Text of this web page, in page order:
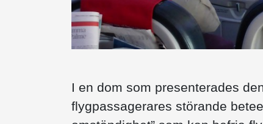
I en dom som presenterades
flygpassagerares störande